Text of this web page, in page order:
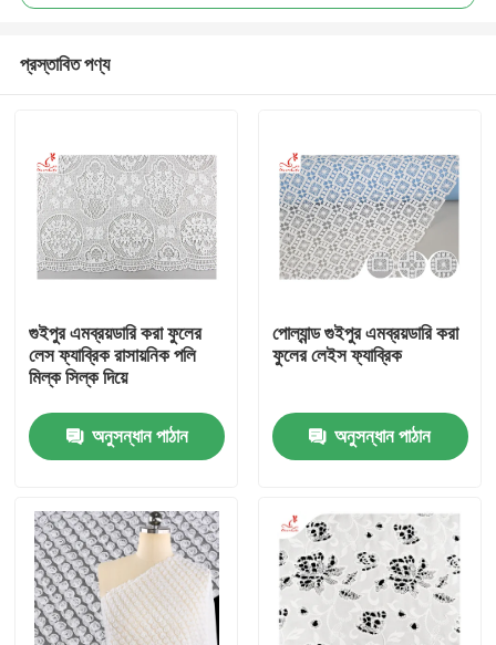
পণ্য
আমাদের সম্পর্কে
প্রস্তাবিত পণ্য
গুইপুর এমব্রয়ডারি করা ফুলের
লেস ফ্যাব্রিক রাসায়নিক পলি
মিল্ক সিল্ক দিয়ে
অনুসন্ধান পাঠান
পোল্যান্ড গুইপুর এমব্রয়ডারি করা
ফুলের লেইস ফ্যাব্রিক
অনুসন্ধান পাঠান